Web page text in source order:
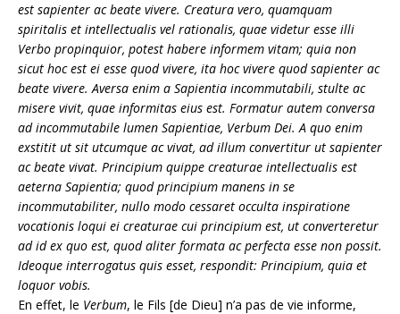
est sapienter ac beate vivere. Creatura vero, quamquam
spiritalis et intellectualis vel rationalis, quae videtur esse illi
Verbo propinquior, potest habere informem vitam; quia non
sicut hoc est ei esse quod vivere, ita hoc vivere quod sapienter ac
beate vivere. Aversa enim a Sapientia incommutabili, stulte ac
misere vivit, quae informitas eius est. Formatur autem conversa
ad incommutabile lumen Sapientiae, Verbum Dei. A quo enim
exstitit ut sit utcumque ac vivat, ad illum convertitur ut sapienter
ac beate vivat. Principium quippe creaturae intellectualis est
aeterna Sapientia; quod principium manens in se
incommutabiliter, nullo modo cessaret occulta inspiratione
vocationis loqui ei creaturae cui principium est, ut converteretur
ad id ex quo est, quod aliter formata ac perfecta esse non possit.
Ideoque interrogatus quis esset, respondit: Principium, quia et
loquor vobis.
En effet, le Verbum, le Fils [de Dieu] n’a pas de vie informe,